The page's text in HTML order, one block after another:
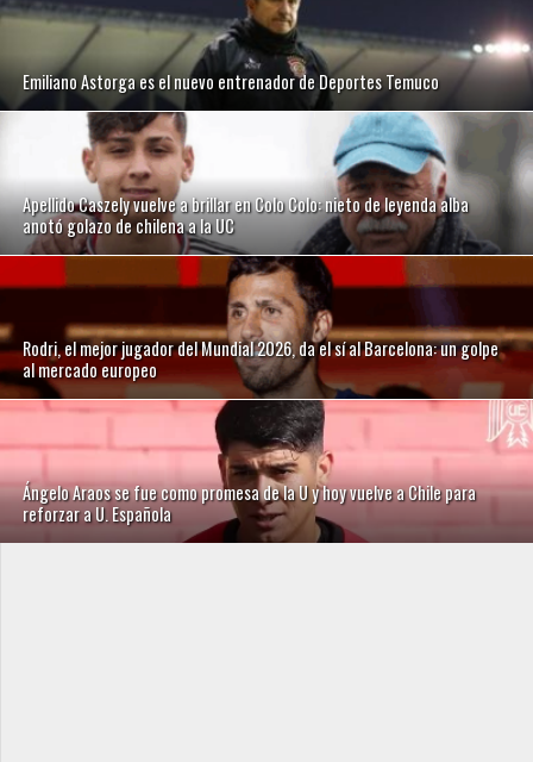
Emiliano Astorga es el nuevo entrenador de Deportes Temuco
Apellido Caszely vuelve a brillar en Colo Colo: nieto de leyenda alba
anotó golazo de chilena a la UC
Rodri, el mejor jugador del Mundial 2026, da el sí al Barcelona: un golpe
al mercado europeo
Ángelo Araos se fue como promesa de la U y hoy vuelve a Chile para
reforzar a U. Española